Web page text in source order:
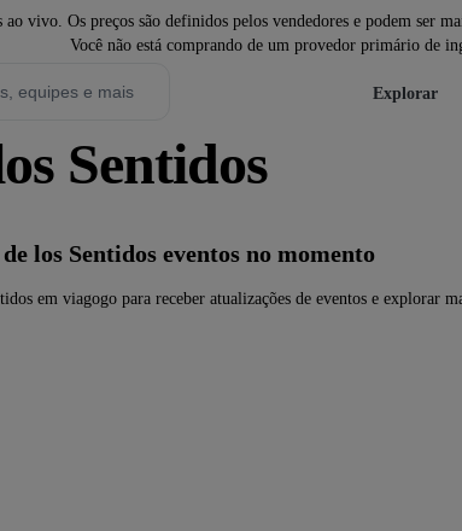
vivo. Os preços são definidos pelos vendedores e podem ser
Você não está comprando de um provedor primário de
Explorar
Sentidos
los Sentidos eventos no momento
em viagogo para receber atualizações de eventos e explorar